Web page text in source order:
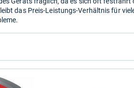
das Preis-Leistungs-Verhältnis für